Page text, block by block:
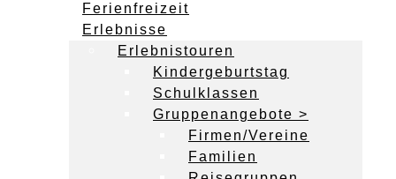
Ferienfreizeit
Erlebnisse
Erlebnistouren
Kindergeburtstag
Schulklassen
Gruppenangebote >
Firmen/Vereine
Familien